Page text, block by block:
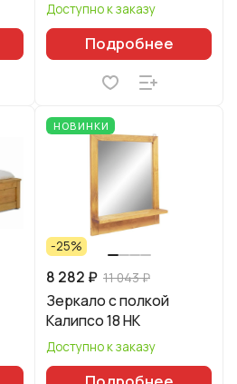
Доступно к заказу
Подробнее
НОВИНКИ
-25%
8 282 ₽ 11 043 ₽
Зеркало с полкой
Калипсо 18 НК
Доступно к заказу